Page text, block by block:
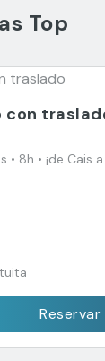
Top
con
• 8h • ¡de Cais
Reservar